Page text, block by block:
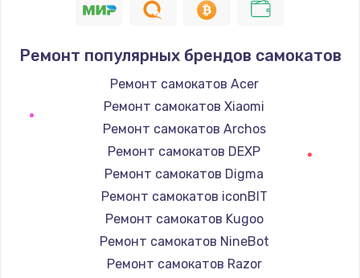
Ремонт популярных брендов самокатов
Ремонт самокатов Acer
Ремонт самокатов Xiaomi
Ремонт самокатов Archos
Ремонт самокатов DEXP
Ремонт самокатов Digma
Ремонт самокатов iconBIT
Ремонт самокатов Kugoo
Ремонт самокатов NineBot
Ремонт самокатов Razor